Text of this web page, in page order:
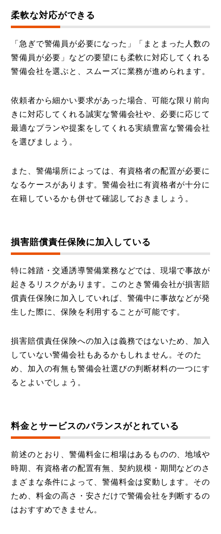
柔軟な対応ができる
「急ぎで警備員が必要になった」「まとまった人数の
警備員が必要」などの要望にも柔軟に対応してくれる
警備会社を選ぶと、スムーズに業務が進められます。
依頼者から細かい要求があった場合、可能な限り前向
きに対応してくれる誠実な警備会社や、必要に応じて
最適なプランや提案をしてくれる実績豊富な警備会社
を選びましょう。
また、警備場所によっては、有資格者の配置が必要に
なるケースがあります。警備会社に有資格者が十分に
在籍しているかも併せて確認しておきましょう。
損害賠償責任保険に加入している
特に雑踏・交通誘導警備業務などでは、現場で事故が
起きるリスクがあります。このとき警備会社が損害賠
償責任保険に加入していれば、警備中に事故などが発
生した際に、保険を利用することが可能です。
損害賠償責任保険への加入は義務ではないため、加入
していない警備会社もあるかもしれません。そのた
め、加入の有無も警備会社選びの判断材料の一つにす
るとよいでしょう。
料金とサービスのバランスがとれている
前述のとおり、警備料金に相場はあるものの、地域や
時期、有資格者の配置有無、契約規模・期間などのさ
まざまな条件によって、警備料金は変動します。その
ため、料金の高さ・安さだけで警備会社を判断するの
はおすすめできません。